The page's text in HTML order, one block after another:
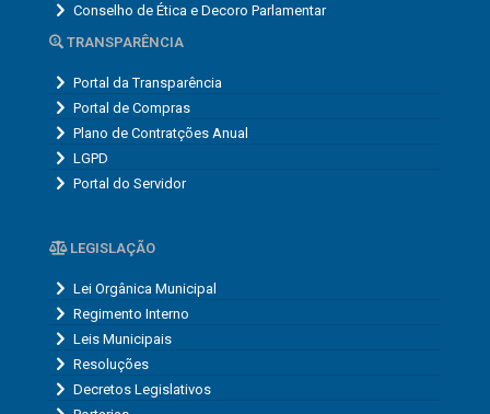
Conselho de Ética e Decoro Parlamentar
TRANSPARÊNCIA
Portal da Transparência
Portal de Compras
Plano de Contratções Anual
LGPD
Portal do Servidor
LEGISLAÇÃO
Lei Orgânica Municipal
Regimento Interno
Leis Municipais
Resoluções
Decretos Legislativos